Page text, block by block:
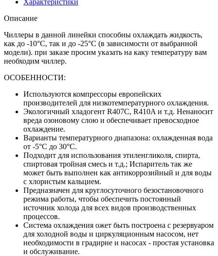
Описание
Чиллеры в данной линейки способны охлаждать жидкость,
как до -10°С, так и до -25°С (в зависимости от выбранной
модели). при заказе просим указать на каку температуру вам
необходим чиллер.
ОСОБЕННОСТИ:
Используются компрессоры европейских
производителей для низкотемпературного охлаждения.
Экологичный хладогент R407C, R410A и т.д. Ненаносит
вреда озоновому слою и обеспечивает превосходное
охлаждение.
Варианты температурного диапазона: охлажденная вода
от -5°С до 30°С.
Подходит для использования этиленгликоля, спирта,
спиртовая тройная смесь и т.д.; Испаритель так же
может быть выполнен как антикоррозийный и для воды
с хлористым кальцием.
Предназначен для круглосуточного безостановочного
режима работы, чтобы обеспечить постоянный
источник холода для всех видов производственных
процессов.
Система охлаждения ожет быть построена с резервуаром
для холодной воды и циркуляционным насосом, нет
необходимости в градирне и насосах - простая установка
и обслуживание.